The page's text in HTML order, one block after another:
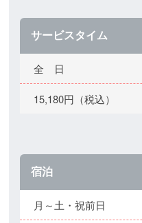
サービスタイム
全 日
15,180円（税込）
宿泊
月～土・祝前日